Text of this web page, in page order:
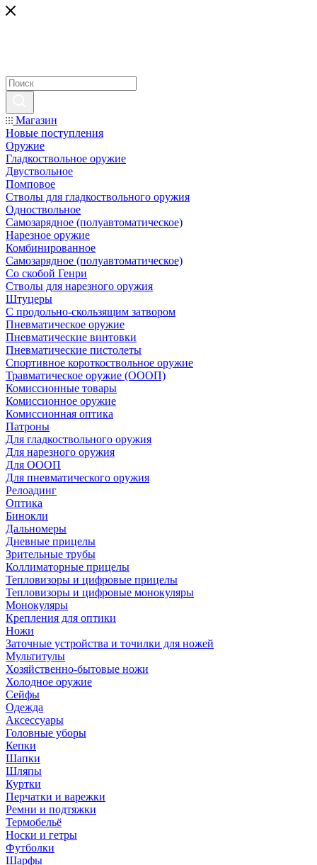
Магазин
Новые поступления
Оружие
Гладкоствольное оружие
Двуствольное
Помповое
Стволы для гладкоствольного оружия
Одноствольное
Самозарядное (полуавтоматическое)
Нарезное оружие
Комбинированное
Самозарядное (полуавтоматическое)
Со скобой Генри
Стволы для нарезного оружия
Штуцеры
С продольно-скользящим затвором
Пневматическое оружие
Пневматические винтовки
Пневматические пистолеты
Спортивное короткоствольное оружие
Травматическое оружие (ОООП)
Комиссионные товары
Комиссионное оружие
Комиссионная оптика
Патроны
Для гладкоствольного оружия
Для нарезного оружия
Для ОООП
Для пневматического оружия
Релоадинг
Оптика
Бинокли
Дальномеры
Дневные прицелы
Зрительные трубы
Коллиматорные прицелы
Тепловизоры и цифровые прицелы
Тепловизоры и цифровые монокуляры
Монокуляры
Крепления для оптики
Ножи
Заточные устройства и точилки для ножей
Мультитулы
Хозяйственно-бытовые ножи
Холодное оружие
Сейфы
Одежда
Аксессуары
Головные уборы
Кепки
Шапки
Шляпы
Куртки
Перчатки и варежки
Ремни и подтяжки
Термобельё
Носки и гетры
Футболки
Шарфы